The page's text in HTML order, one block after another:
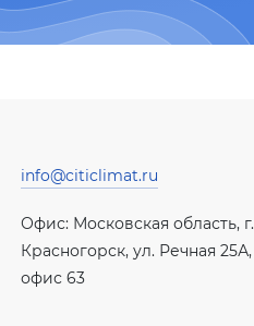
info@citiclimat.ru
Офис: Московская область, г.
Красногорск, ул. Речная 25А,
офис 63